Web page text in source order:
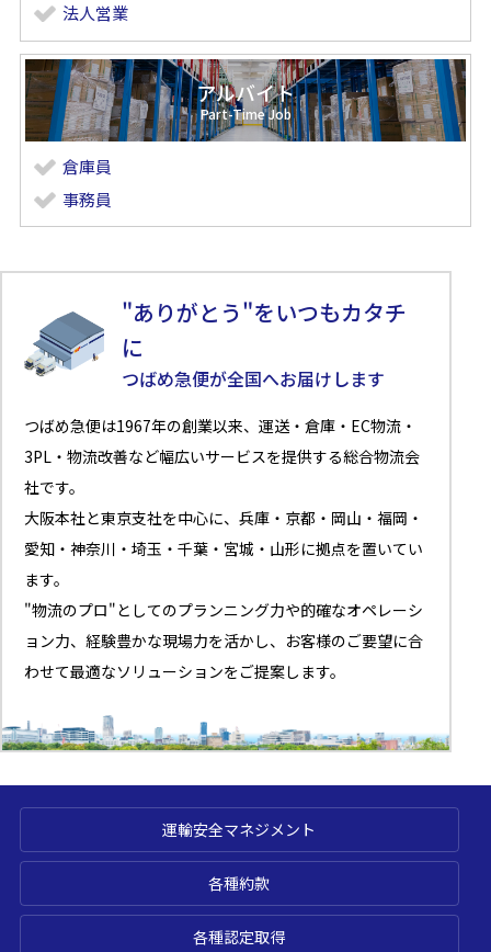
法人営業
アルバイト
倉庫員
事務員
"ありがとう"をいつもカタチ
に
つばめ急便が全国へお届けします
つばめ急便は1967年の創業以来、運送・倉庫・EC物流・
3PL・物流改善など幅広いサービスを提供する総合物流会
社です。
大阪本社と東京支社を中心に、兵庫・京都・岡山・福岡・
愛知・神奈川・埼玉・千葉・宮城・山形に拠点を置いてい
ます。
"物流のプロ"としてのプランニング力や的確なオペレーシ
ョン力、経験豊かな現場力を活かし、お客様のご要望に合
わせて最適なソリューションをご提案します。
運輸安全マネジメント
各種約款
各種認定取得